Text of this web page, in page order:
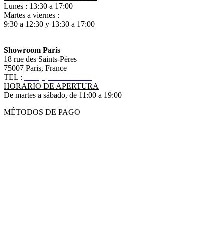
Lunes : 13:30 a 17:00
Martes a viernes :
9:30 a 12:30 y 13:30 a 17:00
Showroom Paris
18 rue des Saints-Pères
75007 Paris, France
TEL :
HORARIO DE APERTURA
De martes a sábado, de 11:00 a 19:00
MÉTODOS DE PAGO